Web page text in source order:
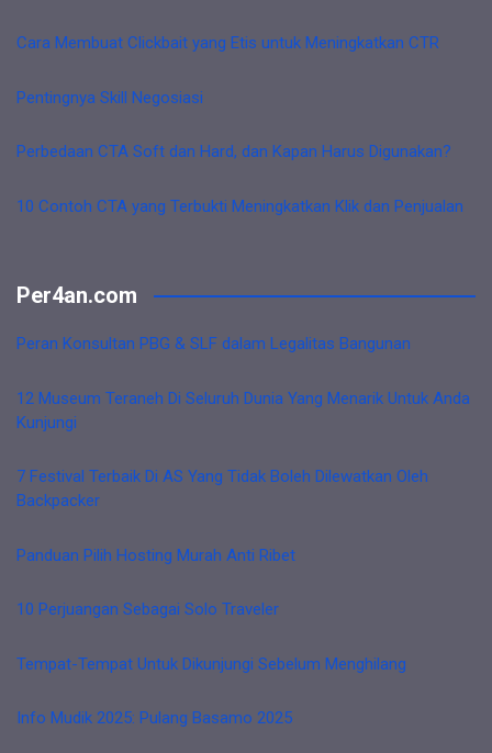
Cara Membuat Clickbait yang Etis untuk Meningkatkan CTR
Pentingnya Skill Negosiasi
Perbedaan CTA Soft dan Hard, dan Kapan Harus Digunakan?
10 Contoh CTA yang Terbukti Meningkatkan Klik dan Penjualan
Per4an.com
Peran Konsultan PBG & SLF dalam Legalitas Bangunan
12 Museum Teraneh Di Seluruh Dunia Yang Menarik Untuk Anda
Kunjungi
7 Festival Terbaik Di AS Yang Tidak Boleh Dilewatkan Oleh
Backpacker
Panduan Pilih Hosting Murah Anti Ribet
10 Perjuangan Sebagai Solo Traveler
Tempat-Tempat Untuk Dikunjungi Sebelum Menghilang
Info Mudik 2025: Pulang Basamo 2025